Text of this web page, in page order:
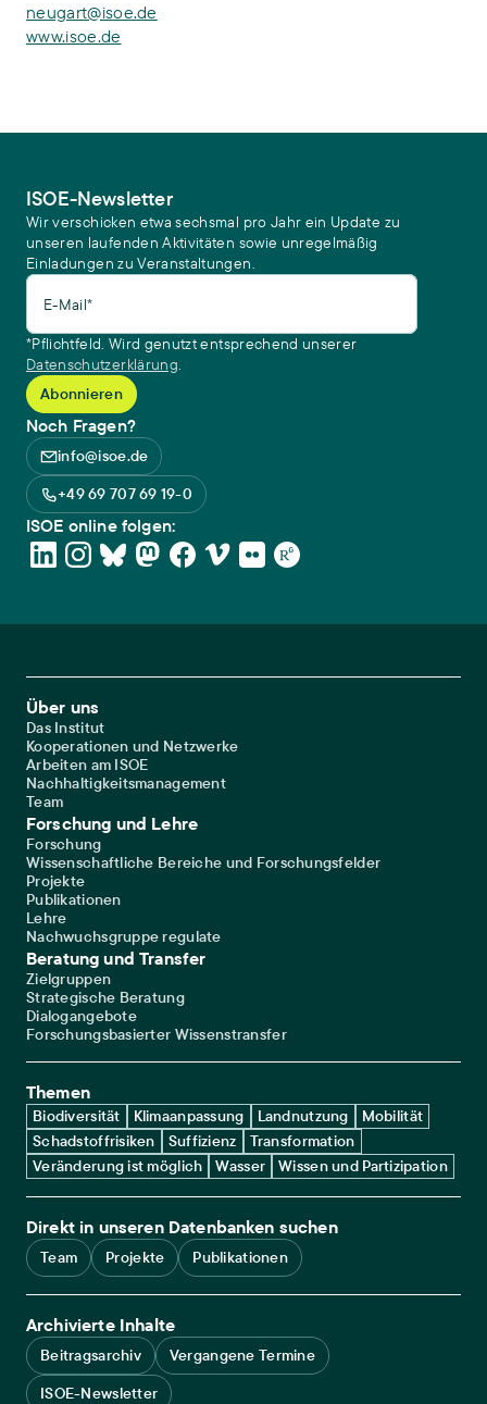
neugart@isoe.de
www.isoe.de
ISOE-Newsletter
Wir verschicken etwa sechsmal pro Jahr ein Update zu
unseren laufenden Aktivitäten sowie unregelmäßig
Einladungen zu Veranstaltungen.
E-Mail*
*Pflichtfeld. Wird genutzt entsprechend unserer
Datenschutzerklärung.
Noch Fragen?
info@isoe.de
+49 69 707 69 19-0
ISOE online folgen:
Footer Main Navigation
Über uns
Das Institut
Kooperationen und Netzwerke
Arbeiten am ISOE
Nachhaltigkeitsmanagement
Team
Forschung und Lehre
Forschung
Wissenschaftliche Bereiche und Forschungsfelder
Projekte
Publikationen
Lehre
Nachwuchsgruppe regulate
Beratung und Transfer
Zielgruppen
Strategische Beratung
Dialogangebote
Forschungsbasierter Wissenstransfer
Themen
Biodiversität Klimaanpassung Landnutzung
Mobilität
Schadstoffrisiken
Suffizienz
Transformation
Veränderung ist möglich
Wasser Wissen und Partizipation
Direkt in unseren Datenbanken suchen
Team Projekte Publikationen
Archivierte Inhalte
Beitragsarchiv
Vergangene Termine
ISOE-Newsletter